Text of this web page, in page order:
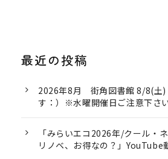
最近の投稿
2026年8月 街角図書館 8/8(土)
す：）※水曜開催日ご注意下さい
「みらいエコ2026年/クール・
リノベ、お得なの？」YouTube